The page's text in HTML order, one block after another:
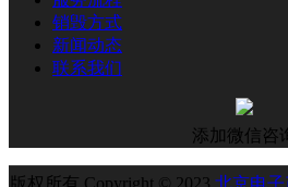
销毁方式
新闻动态
联系我们
添加微信咨
版权所有 Copyright © 2023 北京电